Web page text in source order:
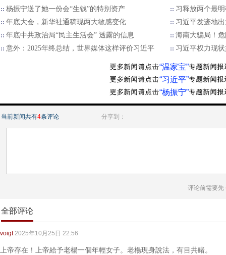
杨振宁送了她一份会“生钱”的特别资产
习释放两个最
年底大会，新华社通稿现两大敏感变化
习近平发迹地
年底中共政治局“民主生活会” 透露的信息
海南大骗局！
意外：2025年终总结，世界媒体这样评价习近平
习近平权力现
“温家宝”
“习近平”
“杨振宁”
当前新闻共有4条评论 分享到：
评论前需要先
全部评论
voigt 2025年10月25日 22:56
上帝存在！上帝給予老楊一個年輕女子。老楊現身說法，有目共睹。